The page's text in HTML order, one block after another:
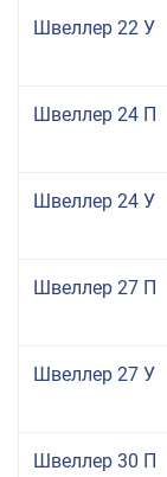
Швеллер 22 У
Швеллер 24 П
Швеллер 24 У
Швеллер 27 П
Швеллер 27 У
Швеллер 30 П